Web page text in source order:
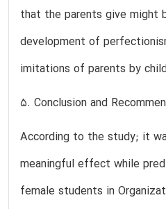
that the parents give might
development of
imitations of parents by
5. Conclusion and
According to the study; it
meaningful effect while
female students in